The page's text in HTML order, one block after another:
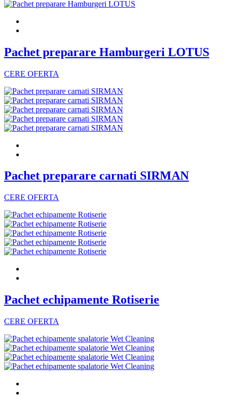
Pachet preparare Hamburgeri LOTUS
CERE OFERTA
Pachet preparare carnati SIRMAN
CERE OFERTA
Pachet echipamente Rotiserie
CERE OFERTA